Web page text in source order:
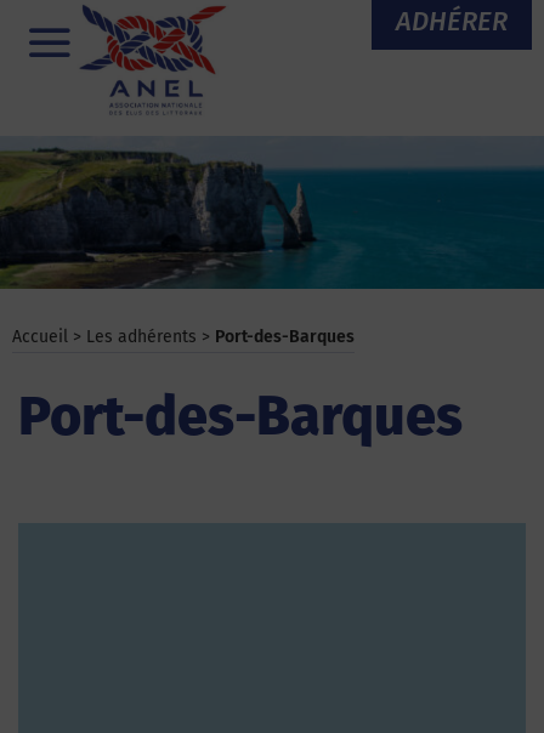
ADHÉRER
Menu
Accueil > Les adhérents > Port-des-Barques
Port-des-Barques